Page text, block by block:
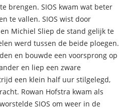
brengen. SIOS kwam wat beter
te vallen. SIOS wist door
Michiel Sliep de stand gelijk te
werd tussen de beide ploegen.
en bouwde een voorsprong op
en liep een zware
een klein half uur stilgelegd,
Rowan Hofstra kwam als
SIOS om weer in de